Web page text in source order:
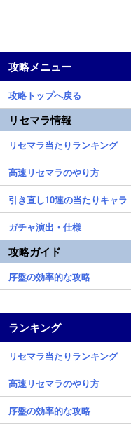
攻略メニュー
攻略トップへ戻る
リセマラ情報
リセマラ当たりランキング
高速リセマラのやり方
引き直し10連の当たりキャラ
ガチャ演出・仕様
攻略ガイド
序盤の効率的な攻略
ランキング
リセマラ当たりランキング
高速リセマラのやり方
序盤の効率的な攻略